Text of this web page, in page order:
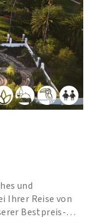
und
Ihrer Reise von
Bestpreis-